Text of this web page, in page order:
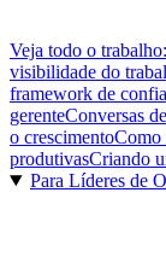
Veja todo o
visibilidade do
framework de
gerenteConversas
o crescimentoComo
produtivasCriando
Para Líderes de